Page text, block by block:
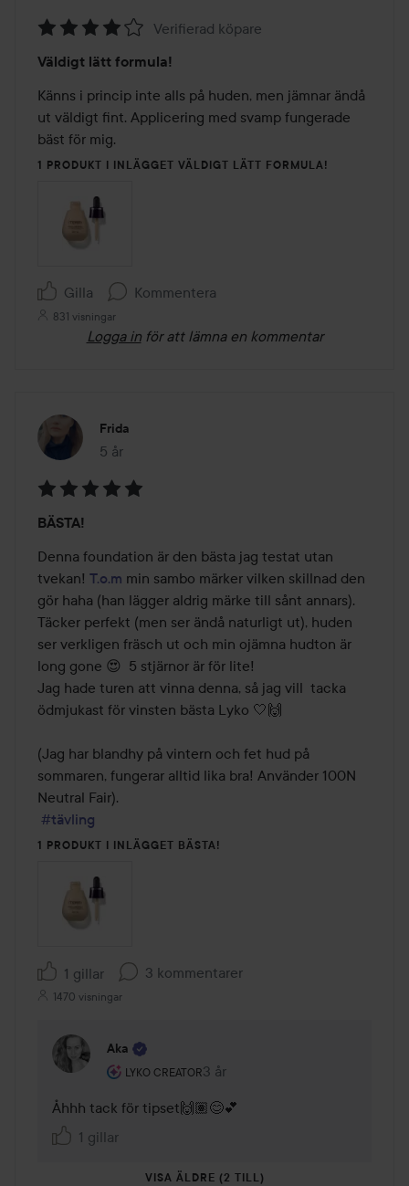
4
av
5
Verifierad köpare
Väldigt lätt formula!
Känns i princip inte alls på huden, men jämnar ändå
ut väldigt fint. Applicering med svamp fungerade
bäst för mig.
1 PRODUKT I INLÄGGET VÄLDIGT LÄTT FORMULA!
Gilla Kommentera
831 visningar
Logga in för att lämna en kommentar
Frida
5 år
Inlägget skapades 5 år
5
av
5
BÄSTA!
Denna foundation är den bästa jag testat utan
tvekan! T.o.m min sambo märker vilken skillnad den
gör haha (han lägger aldrig märke till sånt annars).
Täcker perfekt (men ser ändå naturligt ut), huden
ser verkligen fräsch ut och min ojämna hudton är
long gone 😍  5 stjärnor är för lite!
Jag hade turen att vinna denna, så jag vill  tacka
ödmjukast för vinsten bästa Lyko 🤍🙌
(Jag har blandhy på vintern och fet hud på
sommaren, fungerar alltid lika bra! Använder 100N
Neutral Fair).
#tävling
1 PRODUKT I INLÄGGET BÄSTA!
1 gillar 3 kommentarer
1470 visningar
Aka
LYKO CREATOR
Användarens roll: Lyko Creator.
3 år
Kommentaren lades 3 år
Åhhh tack för tipset🙌🏽😊💕
1 gillar
VISA ÄLDRE (2 TILL)